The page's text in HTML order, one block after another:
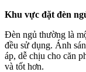
Khu vực đặt đèn
Đèn ngủ thường là
đều sử dụng. Ánh
áp, dễ chịu cho căn
và tốt hơn.